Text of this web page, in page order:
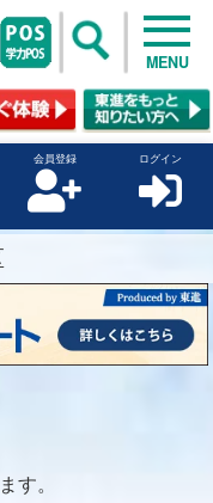
MENU
会員登録 ログイン
す。